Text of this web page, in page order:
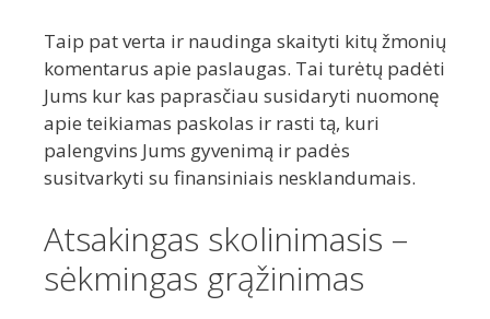
Taip pat verta ir naudinga skaityti kitų žmonių
komentarus apie paslaugas. Tai turėtų padėti
Jums kur kas paprasčiau susidaryti nuomonę
apie teikiamas paskolas ir rasti tą, kuri
palengvins Jums gyvenimą ir padės
susitvarkyti su finansiniais nesklandumais.
Atsakingas skolinimasis –
sėkmingas grąžinimas